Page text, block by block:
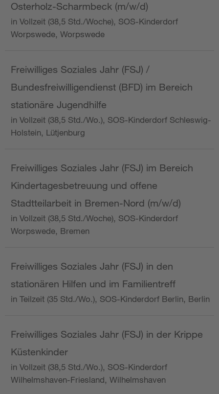
Osterholz-Scharmbeck (m/w/d)
in Vollzeit (38,5 Std./Woche), SOS-Kinderdorf
Worpswede, Worpswede
Freiwilliges Soziales Jahr (FSJ) /
Bundesfreiwilligendienst (BFD) im Bereich
stationäre Jugendhilfe
in Vollzeit (38,5 Std./Wo.), SOS-Kinderdorf Schleswig-
Holstein, Lütjenburg
Freiwilliges Soziales Jahr (FSJ) im Bereich
Kindertagesbetreuung und offene
Stadtteilarbeit in Bremen-Nord (m/w/d)
in Vollzeit (38,5 Std./Woche), SOS-Kinderdorf
Worpswede, Bremen
Freiwilliges Soziales Jahr (FSJ) in den
stationären Hilfen und im Familientreff
in Teilzeit (35 Std./Wo.), SOS-Kinderdorf Berlin, Berlin
Freiwilliges Soziales Jahr (FSJ) in der Krippe
Küstenkinder
in Vollzeit (38,5 Std./Wo.), SOS-Kinderdorf
Wilhelmshaven-Friesland, Wilhelmshaven